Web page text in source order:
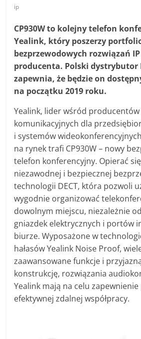
ip
CP930W to kolejny telefon
Yealink, który poszerzy
bezprzewodowych rozwiązań IP
producenta. Polski dystrybutor
zapewnia, że będzie on
na początku 2019 roku.
Yealink, lider wśród
komunikacyjnych dla
i systemów
na rynek trafi CP930W – nowy
telefon konferencyjny. Opierać
niezawodnej i bezpiecznej
technologii DECT, która pozwoli
wygodnie organizować
dowolnym miejscu, niezależnie
gniazdek elektrycznych i portów
biurze. Wyposażone w
hałasów Yealink Noise Proof,
zaawansowane funkcje i
konstrukcję, rozwiązania
Yealink mają na celu
efektywnej zdalnej współpracy.